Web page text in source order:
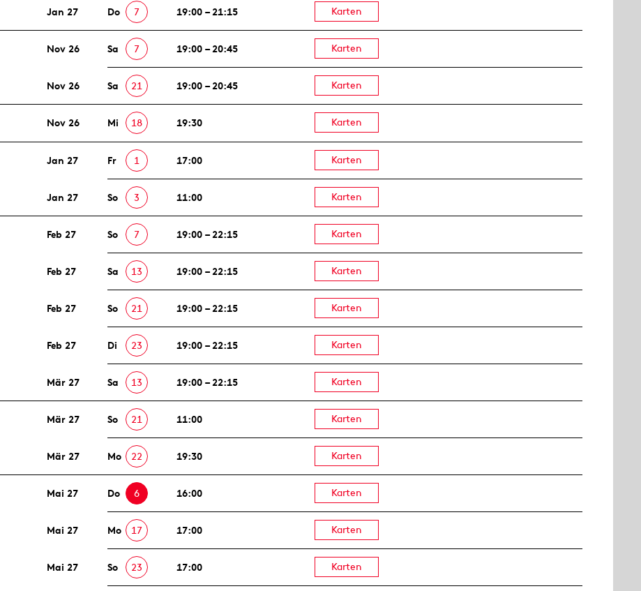
Jan 27 Do 7 19:00 – 21:15 Karten
Nov 26 Sa 7 19:00 – 20:45 Karten
Nov 26 Sa 21 19:00 – 20:45 Karten
Nov 26 Mi 18 19:30 Karten
Jan 27 Fr 1 17:00 Karten
Jan 27 So 3 11:00 Karten
Feb 27 So 7 19:00 – 22:15 Karten
Feb 27 Sa 13 19:00 – 22:15 Karten
Feb 27 So 21 19:00 – 22:15 Karten
Feb 27 Di 23 19:00 – 22:15 Karten
Mär 27 Sa 13 19:00 – 22:15 Karten
Mär 27 So 21 11:00 Karten
Mär 27 Mo 22 19:30 Karten
Mai 27 Do 6 16:00 Karten
Mai 27 Mo 17 17:00 Karten
Mai 27 So 23 17:00 Karten